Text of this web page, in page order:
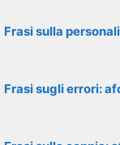
Frasi sulla
Frasi sugli errori: